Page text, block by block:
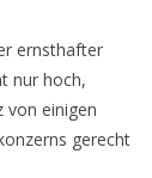
ernsthafter
nur hoch,
von einigen
gerecht